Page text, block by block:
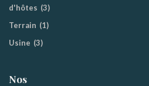
d'hôtes (3)
Terrain (1)
Usine (3)
Nos